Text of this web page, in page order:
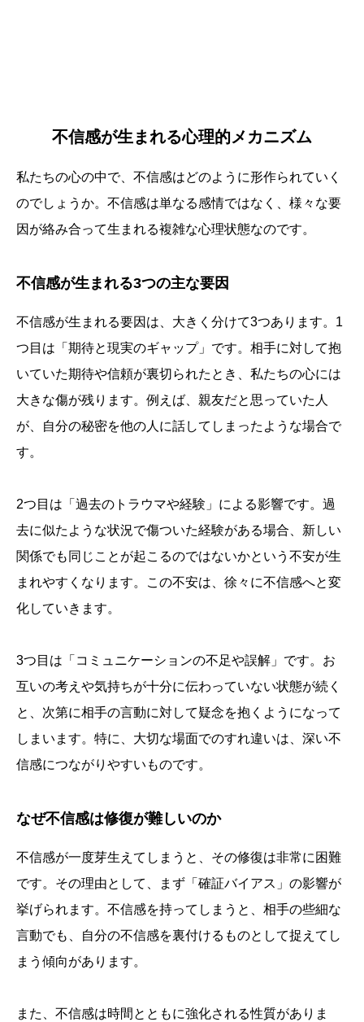
不信感が生まれる心理的メカニズム
私たちの心の中で、不信感はどのように形作られていく
のでしょうか。不信感は単なる感情ではなく、様々な要
因が絡み合って生まれる複雑な心理状態なのです。
不信感が生まれる3つの主な要因
不信感が生まれる要因は、大きく分けて3つあります。1
つ目は「期待と現実のギャップ」です。相手に対して抱
いていた期待や信頼が裏切られたとき、私たちの心には
大きな傷が残ります。例えば、親友だと思っていた人
が、自分の秘密を他の人に話してしまったような場合で
す。
2つ目は「過去のトラウマや経験」による影響です。過
去に似たような状況で傷ついた経験がある場合、新しい
関係でも同じことが起こるのではないかという不安が生
まれやすくなります。この不安は、徐々に不信感へと変
化していきます。
3つ目は「コミュニケーションの不足や誤解」です。お
互いの考えや気持ちが十分に伝わっていない状態が続く
と、次第に相手の言動に対して疑念を抱くようになって
しまいます。特に、大切な場面でのすれ違いは、深い不
信感につながりやすいものです。
なぜ不信感は修復が難しいのか
不信感が一度芽生えてしまうと、その修復は非常に困難
です。その理由として、まず「確証バイアス」の影響が
挙げられます。不信感を持ってしまうと、相手の些細な
言動でも、自分の不信感を裏付けるものとして捉えてし
まう傾向があります。
また、不信感は時間とともに強化される性質がありま